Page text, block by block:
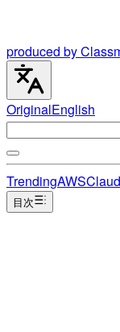
produced by
OriginalEnglish
TrendingAWS
目次